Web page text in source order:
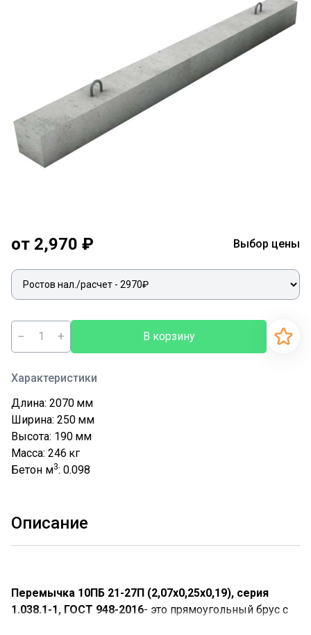
от 2,970 ₽ Выбор цены
− + В корзину
Характеристики
Длина: 2070 мм
Ширина: 250 мм
Высота: 190 мм
Масса: 246 кг
Бетон м3: 0.098
Описание
Перемычка 10ПБ 21-27П (2,07х0,25х0,19), серия
1.038.1-1, ГОСТ 948-2016- это прямоугольный брус с